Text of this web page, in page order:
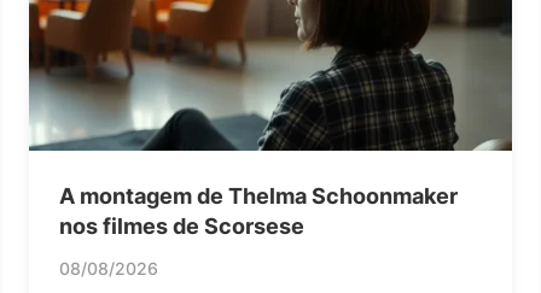
A montagem de Thelma Schoonmaker
nos filmes de Scorsese
08/08/2026